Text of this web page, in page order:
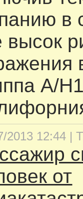
в
высок
А/
2013 12:44 |
от